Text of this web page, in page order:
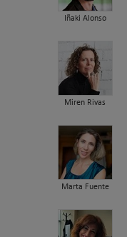
Iñaki Alonso
Miren Rivas
Marta Fuente